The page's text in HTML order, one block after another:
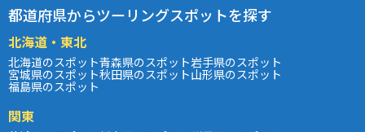
都道府県からツーリングスポットを探す
北海道・東北
北海道のスポット青森県のスポット岩手県のスポット
宮城県のスポット秋田県のスポット山形県のスポット
福島県のスポット
関東